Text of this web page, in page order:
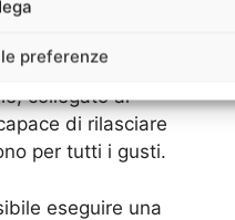
preferenze
sviluppati per
con al loro
collegato al
di rilasciare
per tutti i gusti.
eseguire una